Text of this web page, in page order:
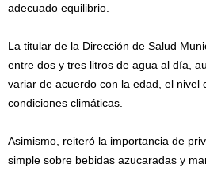
adecuado equilibrio.
La titular de la Dirección de Salud
entre dos y tres litros de agua al día,
variar de acuerdo con la edad, el nivel
condiciones climáticas.
Asimismo, reiteró la importancia de
simple sobre bebidas azucaradas y